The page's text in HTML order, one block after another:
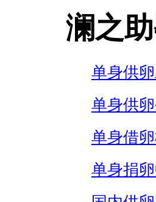
澜之
单身供
单身供卵
单身借
单身捐